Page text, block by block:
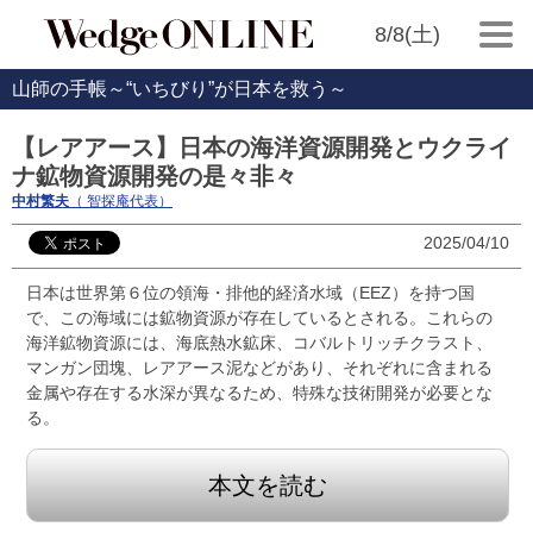
8/8(土)
山師の手帳～“いちびり”が日本を救う～
【レアアース】日本の海洋資源開発とウクライ
ナ鉱物資源開発の是々非々
中村繁夫 （ 智探庵代表）
2025/04/10
日本は世界第６位の領海・排他的経済水域（EEZ）を持つ国
で、この海域には鉱物資源が存在しているとされる。これらの
海洋鉱物資源には、海底熱水鉱床、コバルトリッチクラスト、
マンガン団塊、レアアース泥などがあり、それぞれに含まれる
金属や存在する水深が異なるため、特殊な技術開発が必要とな
る。
本文を読む